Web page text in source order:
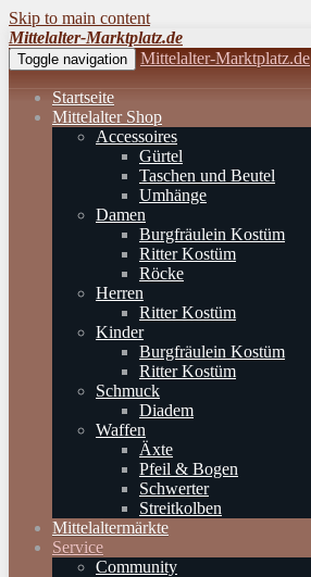
Skip to main content
Mittelalter-Marktplatz.de
Toggle navigation Mittelalter-Marktplatz.de
Startseite
Mittelalter Shop
Accessoires
Gürtel
Taschen und Beutel
Umhänge
Damen
Burgfräulein Kostüm
Ritter Kostüm
Röcke
Herren
Ritter Kostüm
Kinder
Burgfräulein Kostüm
Ritter Kostüm
Schmuck
Diadem
Waffen
Äxte
Pfeil & Bogen
Schwerter
Streitkolben
Mittelaltermärkte
Service
Community